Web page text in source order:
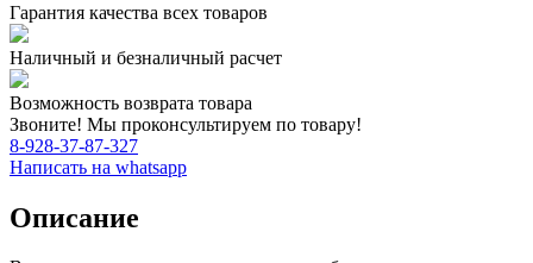
Гарантия качества всех товаров
Наличный и безналичный расчет
Возможность возврата товара
Звоните! Мы проконсультируем по товару!
8-928-37-87-327
Написать на whatsapp
Описание